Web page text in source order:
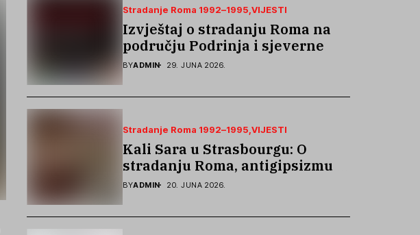
Stradanje Roma 1992–1995 VIJESTI
Izvještaj o stradanju Roma na
području Podrinja i sjeverne
Bosne 1992–1995. godine
BYADMIN 29. JUNA 2026.
Stradanje Roma 1992–1995 VIJESTI
Kali Sara u Strasbourgu: O
stradanju Roma, antigipsizmu i
borbi protiv govora mržnje
BYADMIN 20. JUNA 2026.